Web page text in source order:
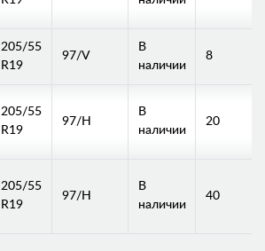
205/55
R19
97/V
В
наличии
8
205/55
R19
97/H
В
наличии
20
205/55
R19
97/H
В
наличии
40